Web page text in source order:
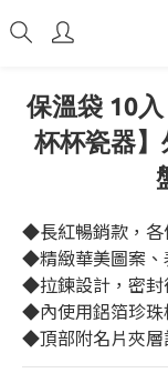
保溫袋 10
杯杯瓷器
◆長紅暢銷款，各
◆精緻華美圖案、
◆拉鍊設計，密封
◆內使用鋁箔珍珠
◆頂部附名片夾層